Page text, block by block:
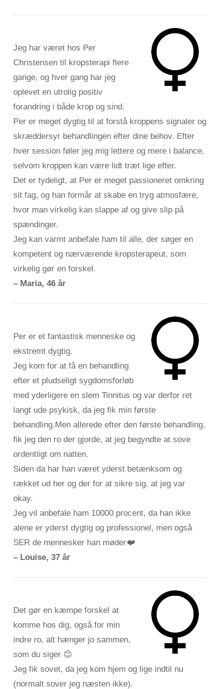
Jeg har været hos Per
Christensen til kropsterapi flere
gange, og hver gang har jeg
oplevet en utrolig positiv
forandring i både krop og sind.
Per er meget dygtig til at forstå kroppens signaler og
skræddersyr behandlingen efter dine behov. Efter
hver session føler jeg mig lettere og mere i balance,
selvom kroppen kan være lidt træt lige efter.
Det er tydeligt, at Per er meget passioneret omkring
sit fag, og han formår at skabe en tryg atmosfære,
hvor man virkelig kan slappe af og give slip på
spændinger.
Jeg kan varmt anbefale ham til alle, der søger en
kompetent og nærværende kropsterapeut, som
virkelig gør en forskel.
– Maria, 46 år
Per er et fantastisk menneske og
ekstremt dygtig.
Jeg kom for at få en behandling
efter et pludseligt sygdomsforløb
med yderligere en slem Tinnitus og var derfor ret
langt ude psykisk, da jeg fik min første
behandling.Men allerede efter den første behandling,
fik jeg den ro der gjorde, at jeg begyndte at sove
ordentligt om natten.
Siden da har han været yderst betænksom og
rækket ud her og der for at sikre sig, at jeg var
okay.
Jeg vil anbefale ham 10000 procent, da han ikke
alene er yderst dygtig og professionel, men også
SER de mennesker han møder❤️
– Louise, 37 år
Det gør en kæmpe forskel at
komme hos dig, også for min
indre ro, alt hænger jo sammen,
som du siger 😊
Jeg fik sovet, da jeg kom hjem og lige indtil nu
(normalt sover jeg næsten ikke).